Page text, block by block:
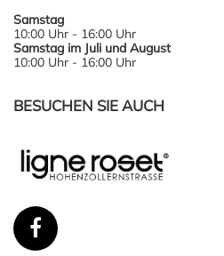
Samstag
10:00 Uhr - 16:00 Uhr
Samstag im Juli und August
10:00 Uhr - 16:00 Uhr
BESUCHEN SIE AUCH